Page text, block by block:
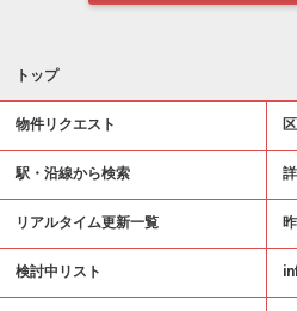
トップ
物件リクエスト
駅・沿線から検索
リアルタイム更新一覧
検討中リスト